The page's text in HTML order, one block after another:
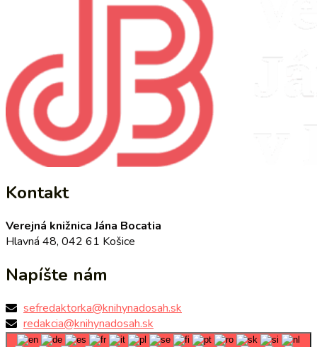
Kontakt
Verejná knižnica Jána Bocatia
Hlavná 48, 042 61 Košice
Napíšte nám
sefredaktorka@knihynadosah.sk
redakcia@knihynadosah.sk